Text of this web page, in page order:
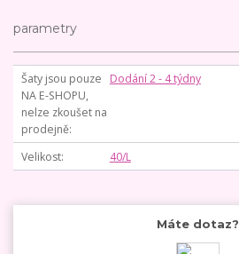
parametry
Šaty jsou pouze
NA E-SHOPU,
nelze zkoušet na
prodejně
Dodání 2 - 4 týdny
Velikost 40/L
Máte dotaz?